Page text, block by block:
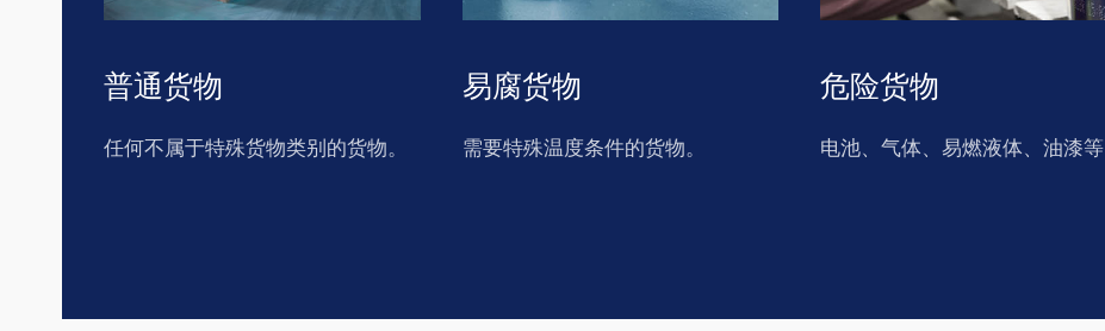
普通货物
任何不属于特殊货物类别的货物。
易腐货物
需要特殊温度条件的货物。
危险货物
电池、气体、易燃液体、油漆等